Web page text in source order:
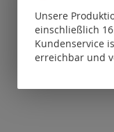
sichtbar.
Unsere
einschließlich
Kundenservice
erreichbar und